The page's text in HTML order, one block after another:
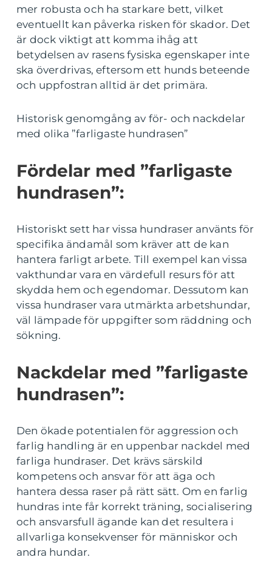
mer robusta och ha starkare bett, vilket
eventuellt kan påverka risken för skador. Det
är dock viktigt att komma ihåg att
betydelsen av rasens fysiska egenskaper inte
ska överdrivas, eftersom ett hunds beteende
och uppfostran alltid är det primära.
Historisk genomgång av för- och nackdelar
med olika ”farligaste hundrasen”
Fördelar med ”farligaste
hundrasen”:
Historiskt sett har vissa hundraser använts för
specifika ändamål som kräver att de kan
hantera farligt arbete. Till exempel kan vissa
vakthundar vara en värdefull resurs för att
skydda hem och egendomar. Dessutom kan
vissa hundraser vara utmärkta arbetshundar,
väl lämpade för uppgifter som räddning och
sökning.
Nackdelar med ”farligaste
hundrasen”:
Den ökade potentialen för aggression och
farlig handling är en uppenbar nackdel med
farliga hundraser. Det krävs särskild
kompetens och ansvar för att äga och
hantera dessa raser på rätt sätt. Om en farlig
hundras inte får korrekt träning, socialisering
och ansvarsfull ägande kan det resultera i
allvarliga konsekvenser för människor och
andra hundar.